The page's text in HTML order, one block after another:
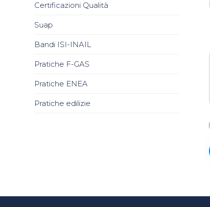
Certificazioni Qualità
Suap
Bandi ISI-INAIL
Pratiche F-GAS
Pratiche ENEA
Pratiche edilizie